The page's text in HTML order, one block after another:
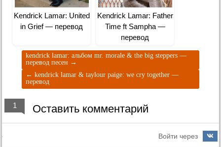
Kendrick Lamar: United
in Grief — перевод
Kendrick Lamar: Father
Time ft Sampha —
перевод
kendrick lamar: альбом mr. morale & the big steppers —
перевод песен →
← kendrick lamar & taylour paige: we cry together —
перевод
1 Оставить комментарий
Войти через